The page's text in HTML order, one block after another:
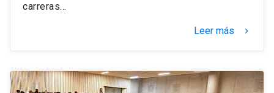
carreras…
Leer más keyboard_arrow_right